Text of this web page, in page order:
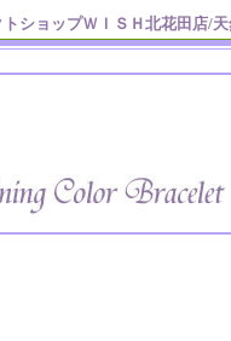
ショップＷＩＳＨ北花田店/